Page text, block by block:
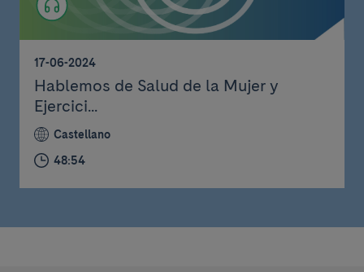
17-06-2024
Hablemos de Salud de la Mujer y
Ejercici...
Castellano
48:54